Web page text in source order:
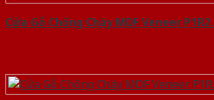
Cửa Gỗ Chống Cháy MDF Veneer P1R2